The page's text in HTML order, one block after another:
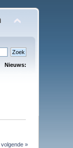
Nieuws:
volgende »